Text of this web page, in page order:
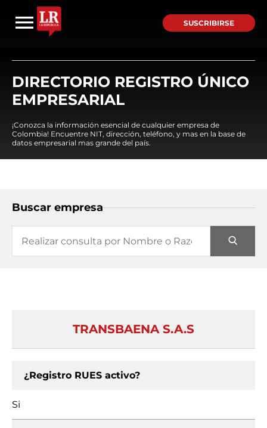
SUSCRIBIRSE
DIRECTORIO REGISTRO ÚNICO
EMPRESARIAL
¡Conozca la información esencial de cualquier empresa de
Colombia! Encuentre NIT, dirección, teléfono, y mas en la base de
datos empresarial mas grande del país.
Buscar empresa
TRANSBAENA S.A.S
¿Registro RUES activo?
Si